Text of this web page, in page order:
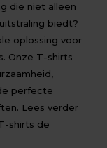
die niet alleen
biedt?
oplossing voor
Onze T-shirts
perfecte
Lees verder
shirts de